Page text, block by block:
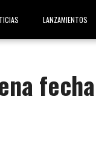
LANZAMIENTOS
fecha